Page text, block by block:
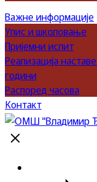
Важне информације
Упис и школовање
Пријемни испит
Реализација
години
Распоред часова
Контакт